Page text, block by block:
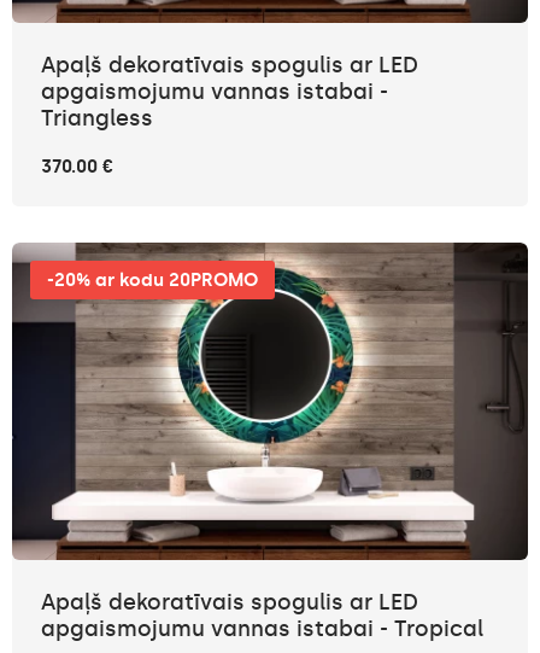
Apaļš dekoratīvais spogulis ar LED
apgaismojumu vannas istabai -
Triangless
370.00 €
-20% ar kodu 20PROMO
Apaļš dekoratīvais spogulis ar LED
apgaismojumu vannas istabai - Tropical